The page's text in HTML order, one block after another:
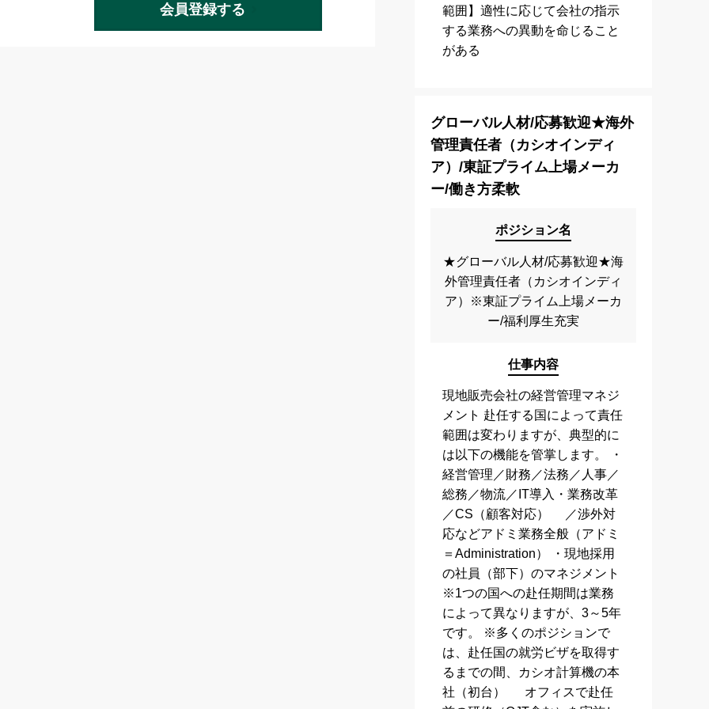
会員登録する
範囲】適性に応じて会社の指示
する業務への異動を命じること
がある
グローバル人材/応募歓迎★海外
管理責任者（カシオインディ
ア）/東証プライム上場メーカ
ー/働き方柔軟
ポジション名
★グローバル人材/応募歓迎★海
外管理責任者（カシオインディ
ア）※東証プライム上場メーカ
ー/福利厚生充実
仕事内容
現地販売会社の経営管理マネジ
メント 赴任する国によって責任
範囲は変わりますが、典型的に
は以下の機能を管掌します。 ・
経営管理／財務／法務／人事／
総務／物流／IT導入・業務改革
／CS（顧客対応） ／渉外対
応などアドミ業務全般（アドミ
＝Administration） ・現地採用
の社員（部下）のマネジメント
※1つの国への赴任期間は業務
によって異なりますが、3～5年
です。 ※多くのポジションで
は、赴任国の就労ビザを取得す
るまでの間、カシオ計算機の本
社（初台） オフィスで赴任